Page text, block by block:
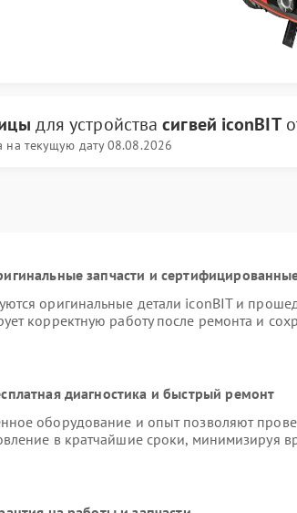
для устройствасигвей iconBIT
на текущую дату 08.08.2026
запчасти и
оригинальные детали iconBIT и
корректную работу после ремонта и
диагностика и быстрый ремонт
оборудование и опыт позволяют
в кратчайшие сроки, минимизируя